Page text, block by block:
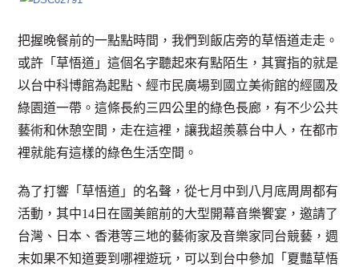
把握晚餐前的一點點時間，我們到飯店旁的草悟道走走。
或許「草悟道」這個名字聽起來有點陌生，其實指的就是
以台中科博館為起點、經市民廣場到國立美術館的經國及
綠園道一帶。這條長約三四公里的綠色長廊，有不少公共
藝術和休憩空間，走在這裡，讓我超羨慕台中人，在都市
裡就能有這樣的綠色生活空間。
為了打響「草悟道」的名聲，從七月中到八月底周周都有
活動，其中14日在國美館前的大型開幕音樂饗宴，邀請了
台灣、日本、香港等三地的藝術家及音樂家同台競藝，週
末如果不知道要到哪裡遊玩，可以到台中參加「夏豔草悟